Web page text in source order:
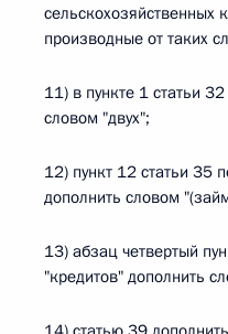
сельскохозяйственных
производные от таких
11) в пункте 1 статьи
словом "двух";
12) пункт 12 статьи 35
дополнить словом
13) абзац четвертый
"кредитов" дополнить